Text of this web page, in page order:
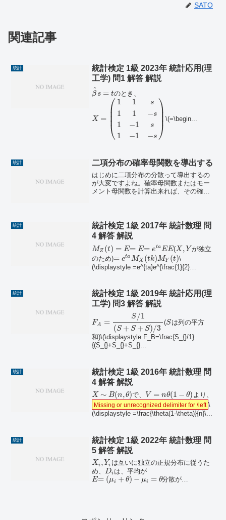
SATO
関連記事
統計
統計検定 1級 2023年 統計応用(理
工学) 問1 解答 解説
β
^ s = tのとき、
X =
⎛
⎝
⎜
⎜⎜
1
1
1
1
1
1
−1
−1
s
−s
s
−s
⎞
⎠
⎟
⎟
⎟\(=\begin...
統計 二項分布の確率母関数を導出する
はじめに二項分布の分散って導出するの
が大変ですよね。確率母関数またはモー
メント母関数を計算出来れば、その確率
数、連続型確率分布なら母関...
統計
統計検定 1級 2017年 統計数理 問
4 解答 解説
MZ (t) = E= E= etaEE(X, Y が独立
のため)= eta MX (tk) MY (t)\
(\displaystyle =e^{ta}e^{\frac{1}{2}
統計
統計検定 1級 2019年 統計応用(理
工学) 問3 解答 解説
FA =
S /1
(S + S + S)/3
(Sは列の平方
和)\(\displaystyle F_B=\frac{S_{}/1}
{(S_{}+S_{}+S_{}...
統計
統計検定 1級 2016年 統計数理 問
4 解答 解説
X ∼ B(n,θ)で、 V = nθ(1 − θ) より、
Missing or unrecognized delimiter for \left \
(\displaystyle =\frac{\theta(1-\theta)}{n}\...
統計
統計検定 1級 2022年 統計数理 問
5 解答 解説
Xi , Yi は互いに独立の正規分布に従うた
め、
Di は、平均が
E= (μi + θ) − μi = θ分散が